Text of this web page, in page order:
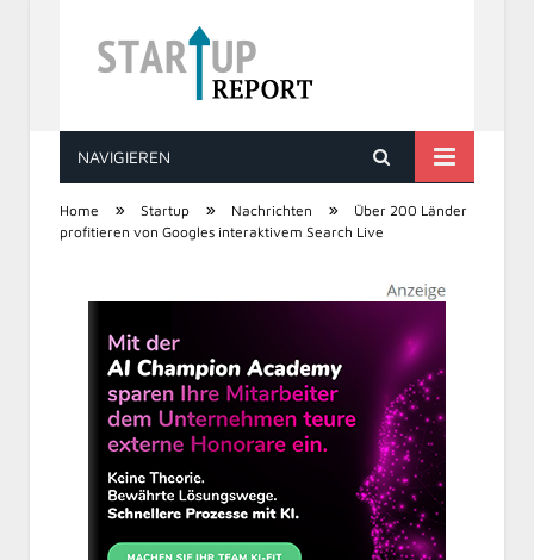
STARTUP REPORT
NAVIGIEREN
Home » Startup » Nachrichten »
Über 200 Länder
profitieren von Googles interaktivem Search Live